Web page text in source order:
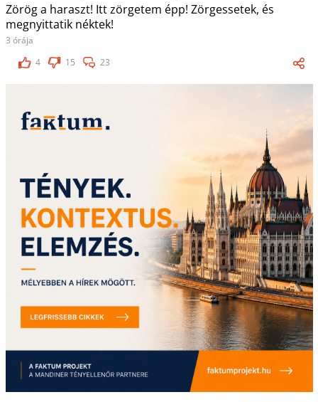
Zörög a haraszt! Itt zörgetem épp! Zörgessetek, és
megnyittatik néktek!
3 órája
4
15 23